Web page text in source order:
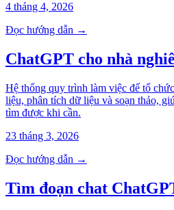
4 tháng 4, 2026
Đọc hướng dẫn →
ChatGPT cho nhà
Hệ thống quy trình làm việc để tổ
liệu, phân tích dữ liệu và soạn thảo,
tìm được khi cần.
23 tháng 3, 2026
Đọc hướng dẫn →
Tìm đoạn chat